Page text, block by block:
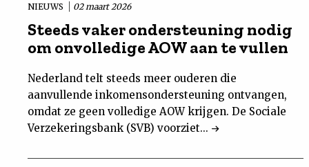
NIEUWS 02 maart 2026
Steeds vaker ondersteuning nodig
om onvolledige AOW aan te vullen
Nederland telt steeds meer ouderen die
aanvullende inkomensondersteuning ontvangen,
omdat ze geen volledige AOW krijgen. De Sociale
Verzekeringsbank (SVB) voorziet...